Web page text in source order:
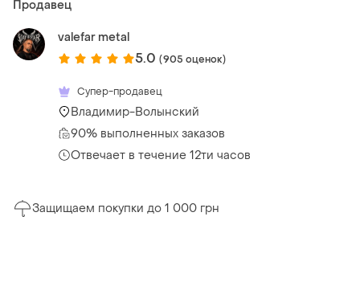
Продавец
valefar metal
5.0 (905 оценок)
Супер-продавец
Владимир-Волынский
90% выполненных заказов
Отвечает в течение 12ти часов
Защищаем покупки до 1 000 грн